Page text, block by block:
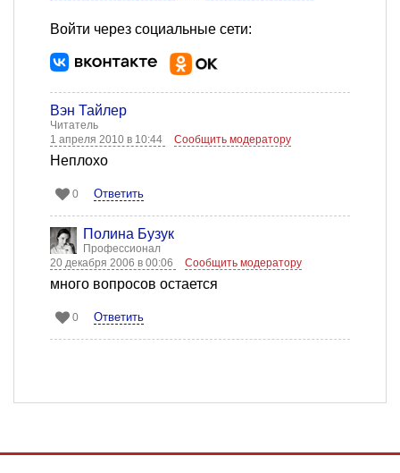
Войти через социальные сети:
Вэн Тайлер
Читатель
1 апреля 2010 в 10:44
Сообщить модератору
Неплохо
0 Ответить
Полина Бузук
Профессионал
20 декабря 2006 в 00:06
Сообщить модератору
много вопросов остается
0 Ответить